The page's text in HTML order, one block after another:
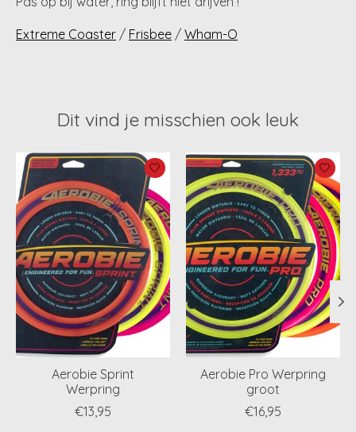
Extreme Coaster / Frisbee / Wham-O
Dit vind je misschien ook leuk
Items van productcarrousel
Aerobie Sprint
Werpring
€13,95
Aerobie Pro Werpring
groot
€16,95